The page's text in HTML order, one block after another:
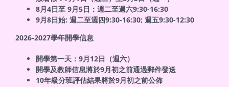
8月4日至 9月5日：週二至週六9:30-16:30
9月8日始: 週二至週四9:30-16:30; 週五9:30-12:30
2026-2027學年開學信息
開學第一天：9月12日（週六）
開學及教師信息將於9月初之前通過郵件發送
10年級分班評估結果將於9月初之前公佈